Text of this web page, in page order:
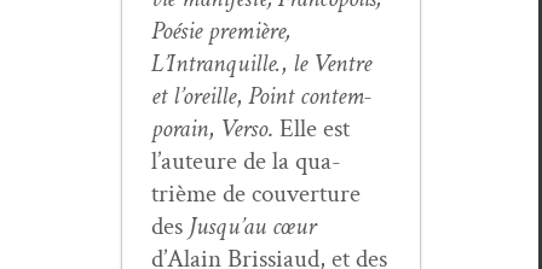
Poésie pre­mière,
L’Intranquille., le Ven­tre
et l’or­eille, Point con­tem­
po­rain, Ver­so. Elle est
l’auteure de la qua­
trième de cou­ver­ture
des Jusqu’au cœur
d’Alain Bris­si­aud, et des